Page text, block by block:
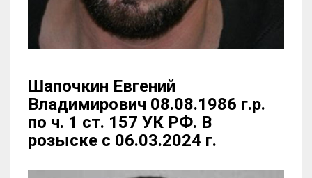
Шапочкин Евгений
Владимирович 08.08.1986 г.р.
по ч. 1 ст. 157 УК РФ. В
розыске с 06.03.2024 г.